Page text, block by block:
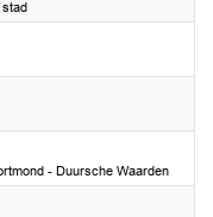
stad
- Duursche Waarden